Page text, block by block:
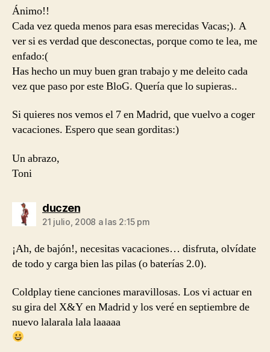
Ánimo!!
Cada vez queda menos para esas merecidas Vacas;). A
ver si es verdad que desconectas, porque como te lea, me
enfado:(
Has hecho un muy buen gran trabajo y me deleito cada
vez que paso por este BloG. Quería que lo supieras..
Si quieres nos vemos el 7 en Madrid, que vuelvo a coger
vacaciones. Espero que sean gorditas:)
Un abrazo,
Toni
duczendice:
21 julio, 2008 a las 2:15 pm
¡Ah, de bajón!, necesitas vacaciones… disfruta, olvídate
de todo y carga bien las pilas (o baterías 2.0).
Coldplay tiene canciones maravillosas. Los vi actuar en
su gira del X&Y en Madrid y los veré en septiembre de
nuevo lalarala lala laaaaa